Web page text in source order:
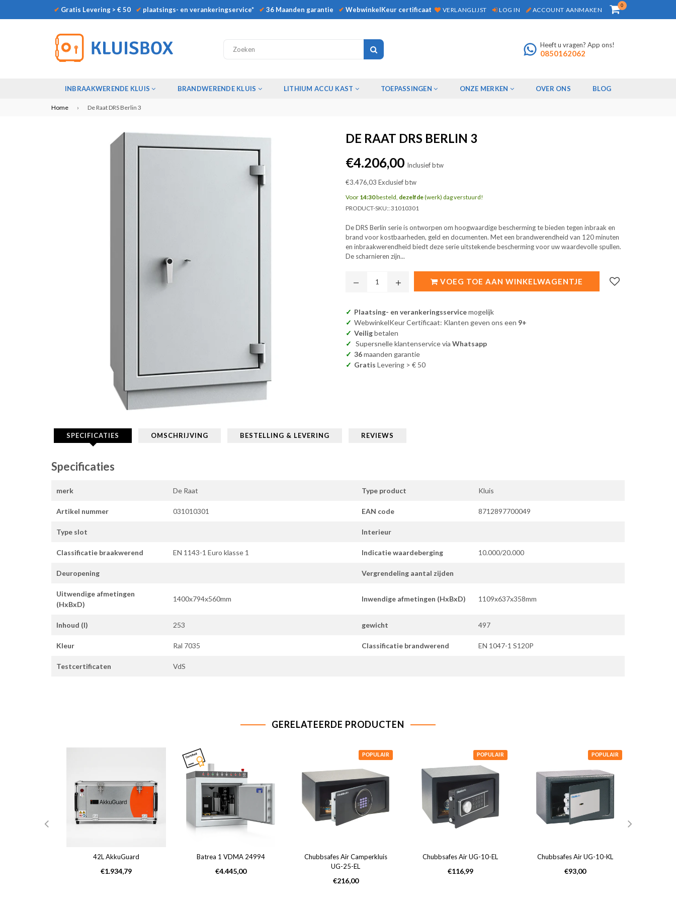
✔ Gratis Levering > € 50 ✔ plaatsings- en verankeringservice* ✔ 36 Maanden garantie ✔ WebwinkelKeur certificaat VERLANGLIJST LOG IN ACCOUNT AANMAKEN
0
Heeft u vragen? App ons!
0850162062
INBRAAKWERENDE KLUIS BRANDWERENDE KLUIS LITHIUM ACCU KAST TOEPASSINGEN ONZE MERKEN OVER ONS BLOG
Home › De Raat DRS Berlin 3
DE RAAT DRS BERLIN 3
Normale
prijs
€4.206,00 Inclusief btw
€3.476,03 Exclusief btw
Voor 14:30besteld, dezelfde(werk) dag verstuurd!
PRODUCT-SKU::31010301
De DRS Berlin serie is ontworpen om hoogwaardige bescherming te bieden tegen inbraak en
brand voor kostbaarheden, geld en documenten. Met een brandwerendheid van 120 minuten
en inbraakwerendheid biedt deze serie uitstekende bescherming voor uw waardevolle spullen.
De scharnieren zijn...
VOEG TOE AAN WINKELWAGENTJE
Plaatsing- en verankeringsservicemogelijk
WebwinkelKeur Certificaat: Klanten geven ons een 9+
Veiligbetalen
Supersnelle klantenservice via Whatsapp
36maanden garantie
Gratis Levering > € 50
SPECIFICATIES OMSCHRIJVING BESTELLING & LEVERING REVIEWS
Specificaties
merk De Raat Type product Kluis
Artikel nummer 031010301 EAN code 8712897700049
Type slot Interieur
Classificatie braakwerend EN 1143-1 Euro klasse 1 Indicatie waardeberging 10.000/20.000
Deuropening Vergrendeling aantal zijden
Uitwendige afmetingen
(HxBxD)
1400x794x560mm Inwendige afmetingen (HxBxD) 1109x637x358mm
Inhoud (l) 253 gewicht 497
Kleur Ral 7035 Classificatie brandwerend EN 1047-1 S120P
Testcertificaten VdS
GERELATEERDE PRODUCTEN
42L AkkuGuard
Normale
€1.934,79
Batrea 1 VDMA 24994
Normale
€4.445,00
POPULAIR
Chubbsafes Air Camperkluis
UG-25-EL
Normale
€216,00
POPULAIR
Chubbsafes Air UG-10-EL
Normale
€116,99
POPULAIR
Chubbsafes Air UG-10-KL
Normale
€93,00